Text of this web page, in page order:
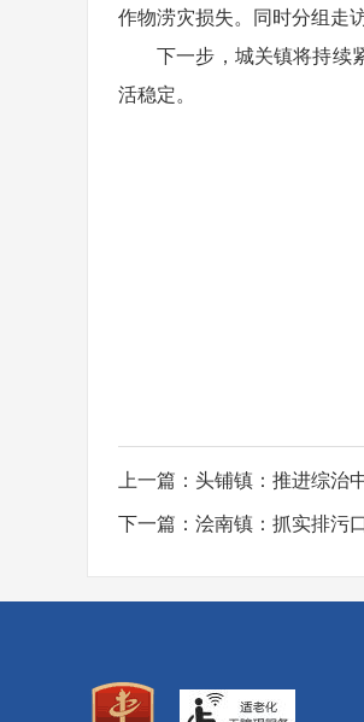
作物涝灾损失。同时分组走
下一步，城关镇将持续
活稳定。
上一篇： 头铺镇：推进综治
下一篇： 浍南镇：抓实排污